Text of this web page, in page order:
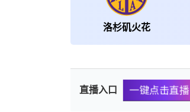
洛杉矶火花
直播入口 一键点击直播